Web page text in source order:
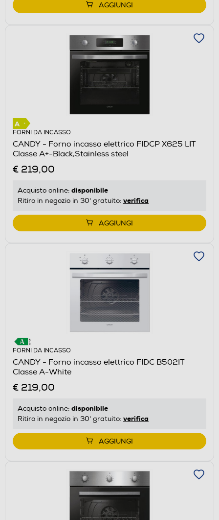
AGGIUNGI
FORNI DA INCASSO
CANDY - Forno incasso elettrico FIDCP X625 LIT
Classe A+-Black,Stainless steel
€ 219,00
Acquisto online: disponibile
Ritiro in negozio in 30' gratuito: verifica
AGGIUNGI
FORNI DA INCASSO
CANDY - Forno incasso elettrico FIDC B502IT
Classe A-White
€ 219,00
Acquisto online: disponibile
Ritiro in negozio in 30' gratuito: verifica
AGGIUNGI